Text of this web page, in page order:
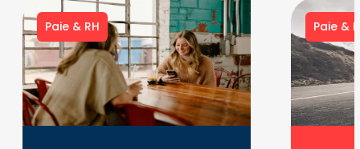
Paie & RH Paie &